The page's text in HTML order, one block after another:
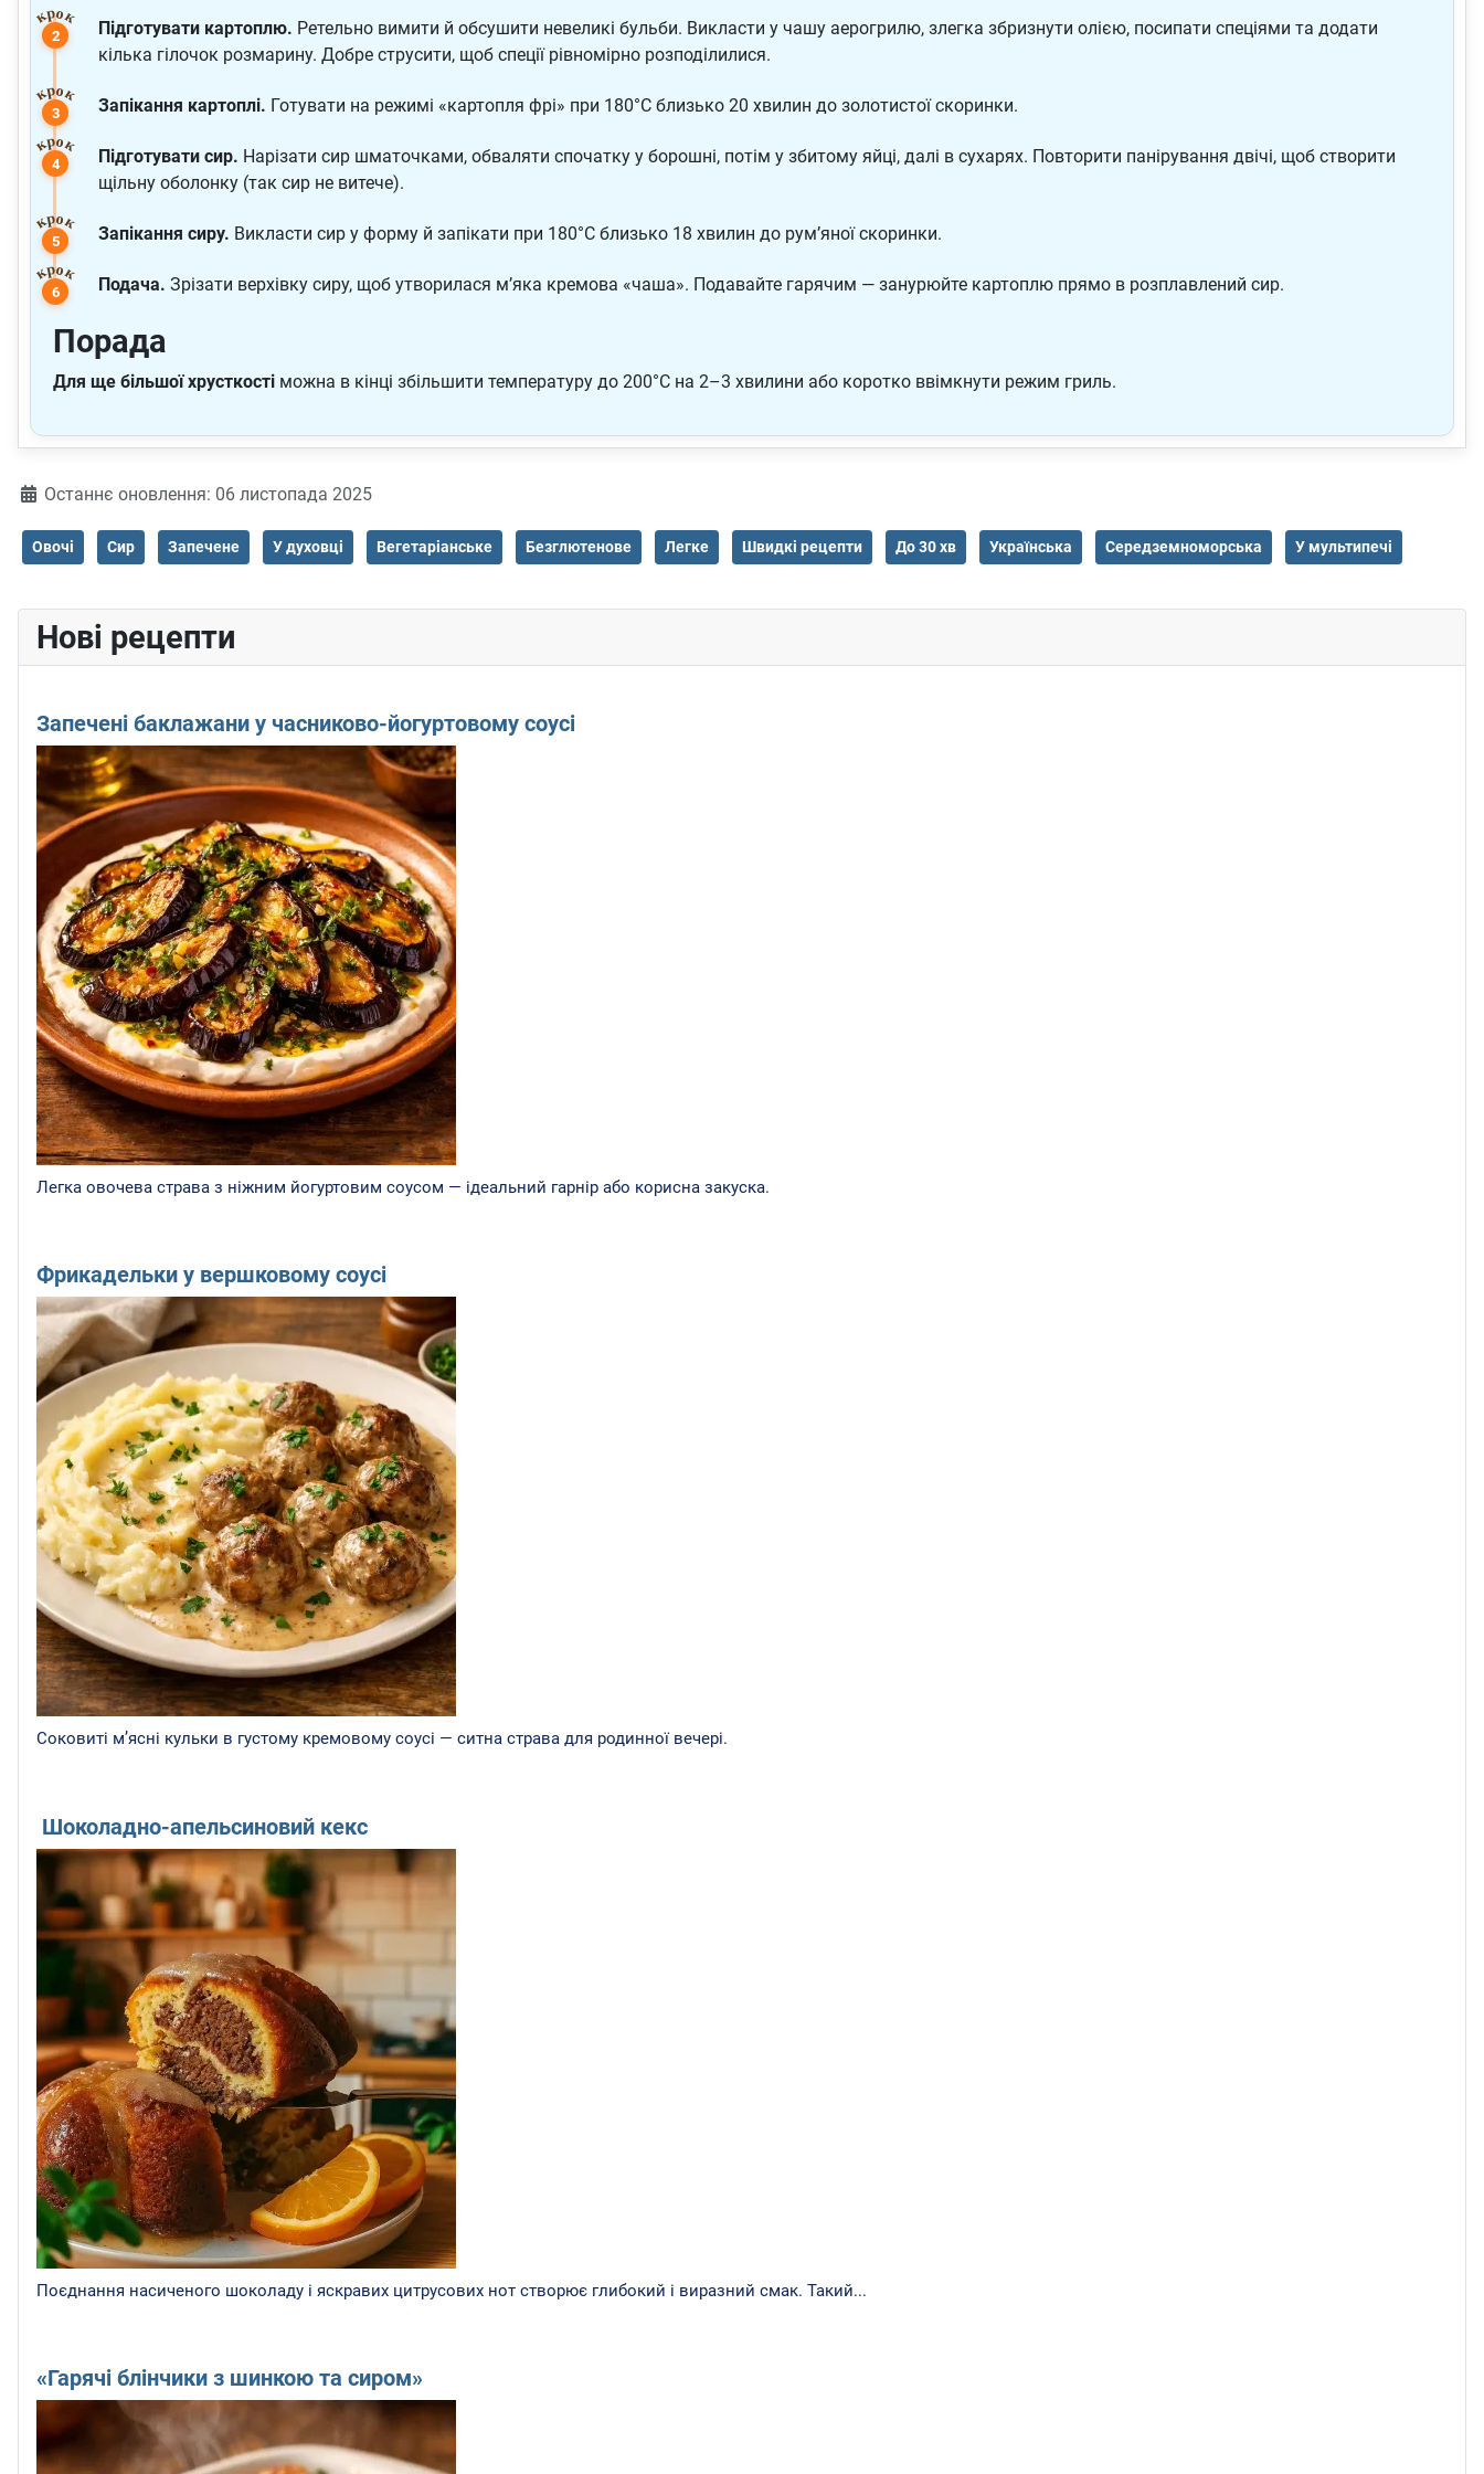
Підготувати картоплю. Ретельно вимити й обсушити невеликі бульби. Викласти у чашу аерогрилю, злегка збризнути олією, посипати спеціями та додати
кілька гілочок розмарину. Добре струсити, щоб спеції рівномірно розподілилися.
Запікання картоплі. Готувати на режимі «картопля фрі» при 180°C близько 20 хвилин до золотистої скоринки.
Підготувати сир. Нарізати сир шматочками, обваляти спочатку у борошні, потім у збитому яйці, далі в сухарях. Повторити панірування двічі, щоб створити
щільну оболонку (так сир не витече).
Запікання сиру. Викласти сир у форму й запікати при 180°C близько 18 хвилин до рум’яної скоринки.
Подача. Зрізати верхівку сиру, щоб утворилася м’яка кремова «чаша». Подавайте гарячим — занурюйте картоплю прямо в розплавлений сир.
Порада
Для ще більшої хрусткості можна в кінці збільшити температуру до 200°C на 2–3 хвилини або коротко ввімкнути режим гриль.
ДеталіОстаннє оновлення: 06 листопада 2025
Овочі Сир Запечене У духовці Вегетаріанське Безглютенове Легке Швидкі рецепти До 30 хв Українська Середземноморська У мультипечі
Нові рецепти
Запечені баклажани у часниково-йогуртовому соусі
Легка овочева страва з ніжним йогуртовим соусом — ідеальний гарнір або корисна закуска.
Фрикадельки у вершковому соусі
Соковиті м’ясні кульки в густому кремовому соусі — ситна страва для родинної вечері.
Шоколадно-апельсиновий кекс
Поєднання насиченого шоколаду і яскравих цитрусових нот створює глибокий і виразний смак. Такий...
«Гарячі блінчики з шинкою та сиром»